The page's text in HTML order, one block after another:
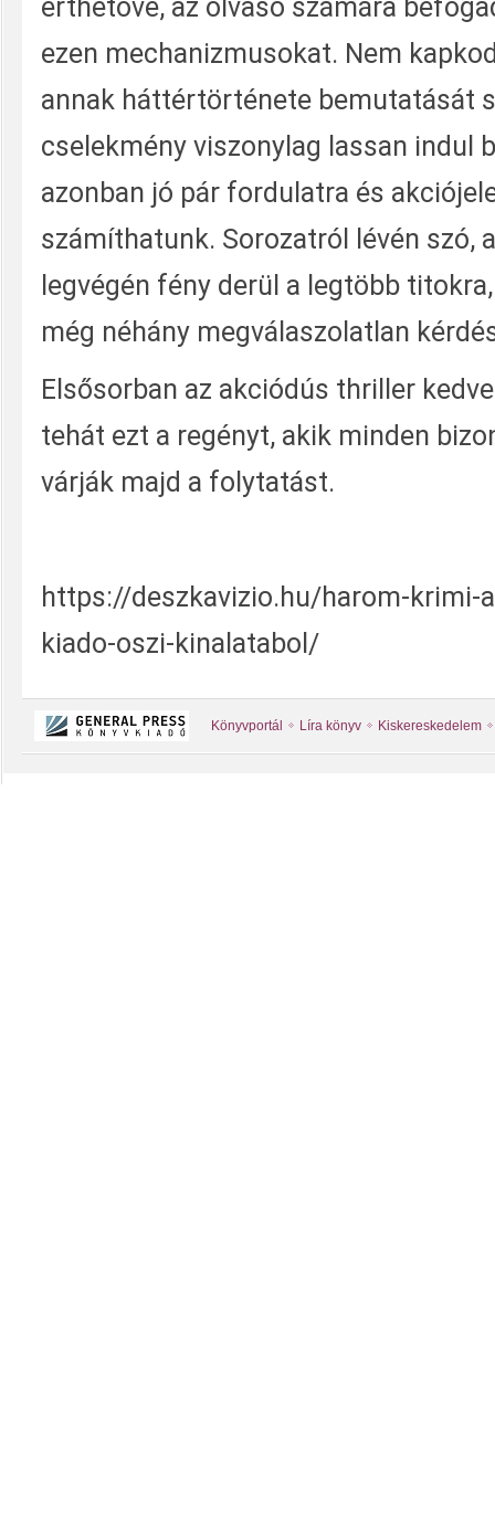
érthetővé, az olvasó számára
ezen mechanizmusokat. Nem
annak háttértörténete bemutatását
cselekmény viszonylag lassan indul
azonban jó pár fordulatra és
számíthatunk. Sorozatról lévén szó,
legvégén fény derül a legtöbb
még néhány megválaszolatlan
Elsősorban az akciódús thriller
tehát ezt a regényt, akik minden
várják majd a folytatást.
https://deszkavizio.hu/harom-krimi-
kiado-oszi-kinalatabol/
Könyvportál Líra könyv Kiskereskedelem